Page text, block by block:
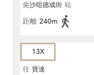
尖沙咀德成街 站
距離 240m
13X
往 寶達